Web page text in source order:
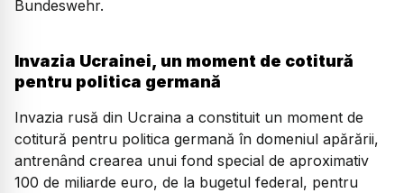
Bundeswehr.
Invazia Ucrainei, un moment de cotitură
pentru politica germană
Invazia rusă din Ucraina a constituit un moment de
cotitură pentru politica germană în domeniul apărării,
antrenând crearea unui fond special de aproximativ
100 de miliarde euro, de la bugetul federal, pentru